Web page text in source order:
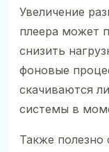
Увеличение
плеера может
снизить
фоновые
скачиваются
системы в
Также полезно